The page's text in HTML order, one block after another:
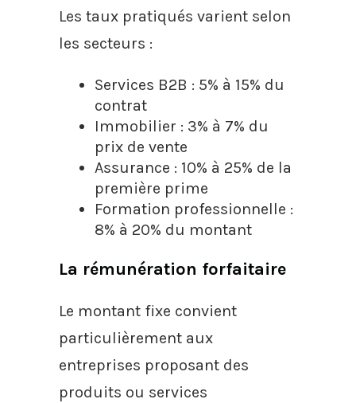
Les taux pratiqués varient selon
les secteurs :
Services B2B : 5% à 15% du
contrat
Immobilier : 3% à 7% du
prix de vente
Assurance : 10% à 25% de la
première prime
Formation professionnelle :
8% à 20% du montant
La rémunération forfaitaire
Le montant fixe convient
particulièrement aux
entreprises proposant des
produits ou services